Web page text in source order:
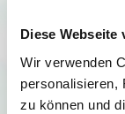
Diese Webseite
Wir verwenden
personalisieren,
zu können und
(